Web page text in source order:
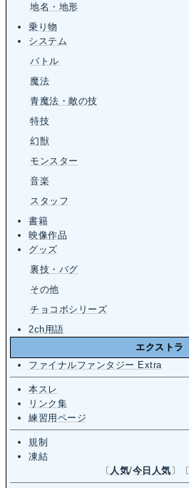
地名・地形
乗り物
システム
バトル
魔法
青魔法・敵の技
特技
幻獣
モンスター
音楽
スタッフ
書籍
映像作品
グッズ
裏技・バグ
その他
チョコボシリーズ
2ch用語
エクストラ
ファイナルファンタジー Extra
本スレ
リンク集
練習用ページ
規制
凍結
〔 人気/今日人気 〕〔